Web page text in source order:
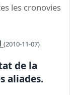
les cronovies
(2010-11-07)
de la
aliades.